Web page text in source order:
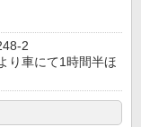
2
車にて1時間半ほ